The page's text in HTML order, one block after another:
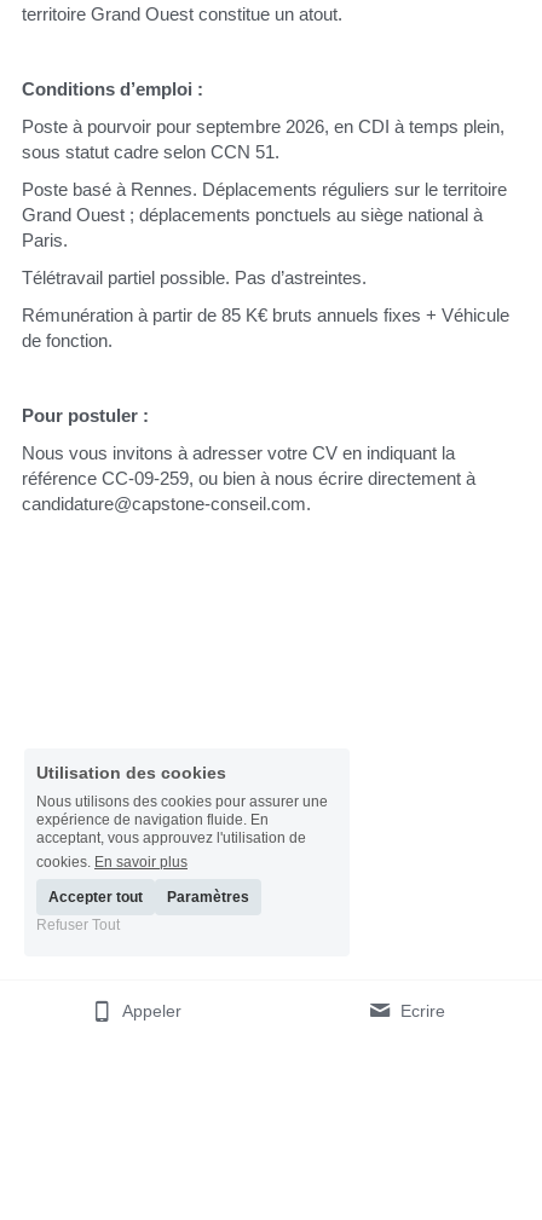
territoire Grand Ouest constitue un atout.
Conditions d’emploi :
Poste à pourvoir pour septembre 2026, en CDI à temps plein,
sous statut cadre selon CCN 51.
Poste basé à Rennes. Déplacements réguliers sur le territoire
Grand Ouest ; déplacements ponctuels au siège national à
Paris.
Télétravail partiel possible. Pas d’astreintes.
Rémunération à partir de 85 K€ bruts annuels fixes + Véhicule
de fonction.
Pour postuler :
Nous vous invitons à adresser votre CV en indiquant la
référence CC-09-259, ou bien à nous écrire directement à
candidature@capstone-conseil.com.
Appeler Ecrire
Utilisation des cookies
Nous utilisons des cookies pour assurer une
expérience de navigation fluide. En
acceptant, vous approuvez l'utilisation de
cookies. En savoir plus
Accepter tout
Paramètres
Refuser Tout